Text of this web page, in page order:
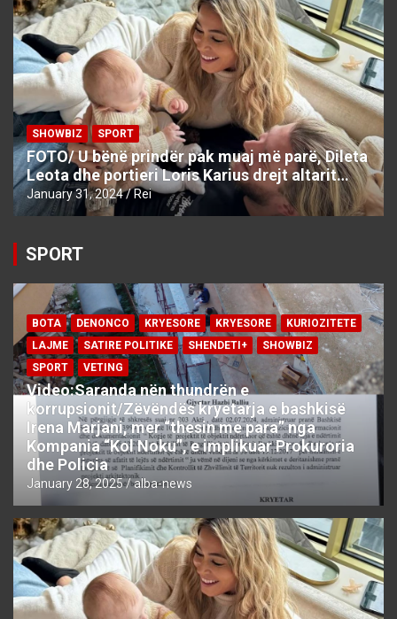
SHOWBIZ SPORT
FOTO/ U bënë prindër pak muaj më parë, Dileta
Leota dhe portieri Loris Karius drejt altarit…
January 31, 2024 Rei
SPORT
BOTA DENONCO KRYESORE KRYESORE
KURIOZITETE
LAJME
SATIRE POLITIKE SHENDETI+
SHOWBIZ
SPORT
VETING
Video:Saranda nën thundrën e
korrupsionit/Zëvëndës kryetarja e bashkisë
Irena Marjani, mer “thesin me para” nga
Kompania “Kol Noku”, e implikuar Prokuroria
dhe Policia
January 28, 2025 alba-news